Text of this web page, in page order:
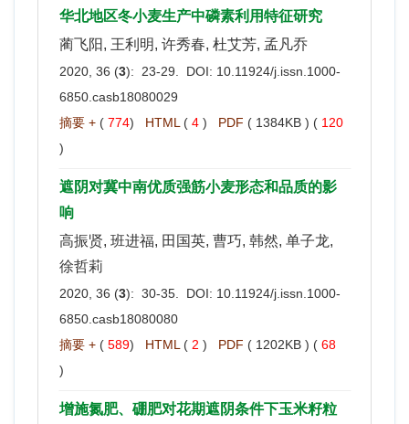
华北地区冬小麦生产中磷素利用特征研究
蔺飞阳, 王利明, 许秀春, 杜艾芳, 孟凡乔
2020, 36 (3): 23-29. DOI: 10.11924/j.issn.1000-
6850.casb18080029
摘要 + ( 774) HTML ( 4 ) PDF ( 1384KB ) ( 120
)
遮阴对冀中南优质强筋小麦形态和品质的影
响
高振贤, 班进福, 田国英, 曹巧, 韩然, 单子龙,
徐哲莉
2020, 36 (3): 30-35. DOI: 10.11924/j.issn.1000-
6850.casb18080080
摘要 + ( 589) HTML ( 2 ) PDF ( 1202KB ) ( 68
)
增施氮肥、硼肥对花期遮阴条件下玉米籽粒